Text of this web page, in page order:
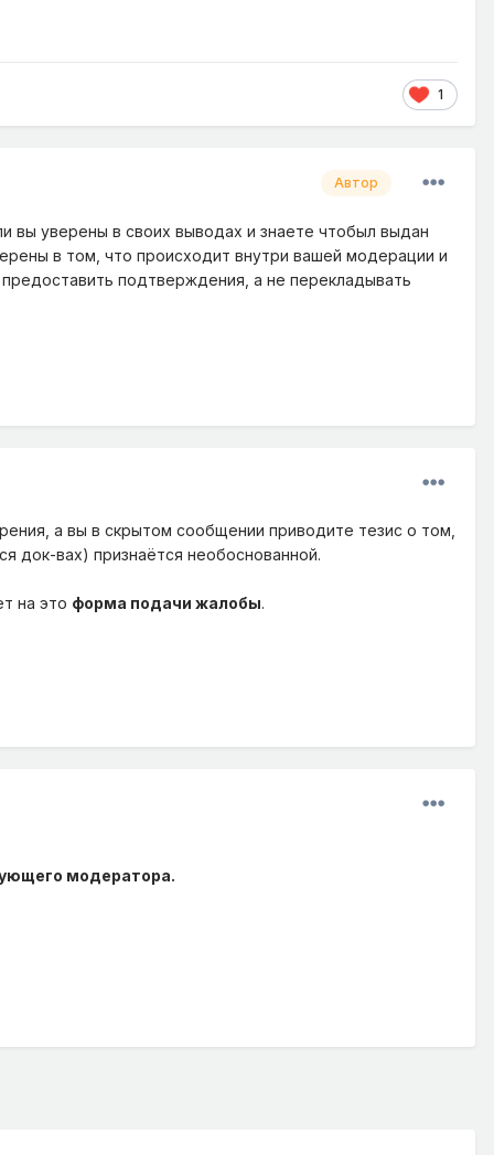
1
Автор
вы уверены в своих выводах и знаете чтобыл выдан
в том, что происходит внутри вашей модерации и
подтверждения, а не перекладывать
а вы в скрытом сообщении приводите тезис о том,
док-вах) признаётся необоснованной.
на это форма подачи жалобы.
модератора.